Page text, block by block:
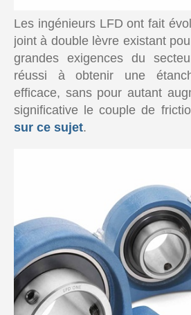
Les ingénieurs LFD ont fait
joint à double lèvre existant
grandes exigences du
réussi à obtenir une
efficace, sans pour autant
significative le couple de
sur ce sujet.